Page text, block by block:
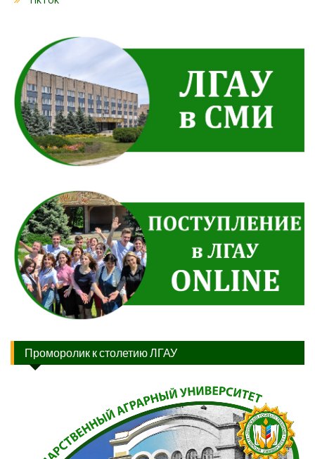
Проморолик к столетию ЛГАУ